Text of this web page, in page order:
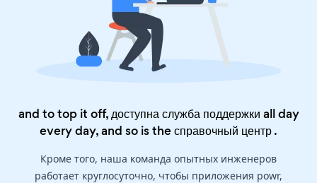
and to top it off, доступна служба поддержки all day
every day, and so is theсправочный центр.
Кроме того, наша команда опытных инженеров
работает круглосуточно, чтобы приложения powr,